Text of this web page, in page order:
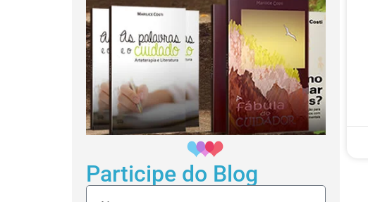
Participe do Blog